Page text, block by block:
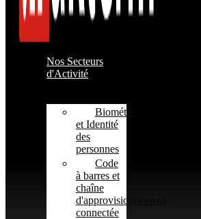
Nos Secteurs
d'Activité
Biométrie
et Identité
des
personnes
Code
à barres et
chaîne
d'approvisionnement
connectée